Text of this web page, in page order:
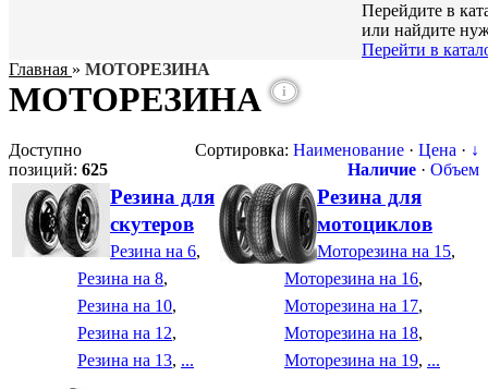
Перейдите в
или найдите
Перейти в
Главная » МОТОРЕЗИНА
МОТОРЕЗИНА i
Доступно
позиций: 625
Сортировка: Наименование · Цена · ↓
Наличие · Объем
Резина для
скутеров
Резина на 6,
Резина на 8,
Резина на 10,
Резина на 12,
Резина на 13, ...
Резина для
мотоциклов
Моторезина на 15,
Моторезина на 16,
Моторезина на 17,
Моторезина на 18,
Моторезина на 19, ...